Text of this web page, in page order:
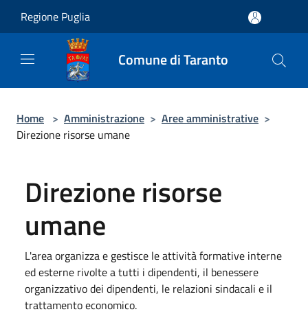
Regione Puglia
Comune di Taranto
Home > Amministrazione > Aree amministrative >
Direzione risorse umane
Direzione risorse
umane
L'area organizza e gestisce le attività formative interne
ed esterne rivolte a tutti i dipendenti, il benessere
organizzativo dei dipendenti, le relazioni sindacali e il
trattamento economico.